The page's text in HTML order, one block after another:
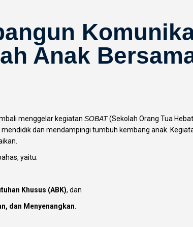
Anak
menggelar kegiatan SOBAT(Sekolah Orang Tua
dan mendampingi tumbuh kembang anak.
yaitu:
Khusus (ABK), dan
dan Menyenangkan